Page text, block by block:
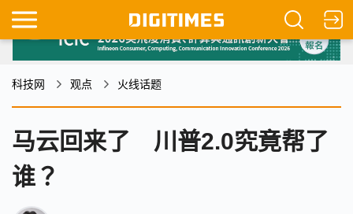
科技网 观点 火线话题
马云回来了 川普2.0究竟帮了
谁？